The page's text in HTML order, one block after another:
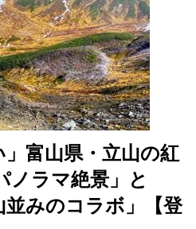
」富山県・立山の紅
ノラマ絶景」と
並みのコラボ」【登